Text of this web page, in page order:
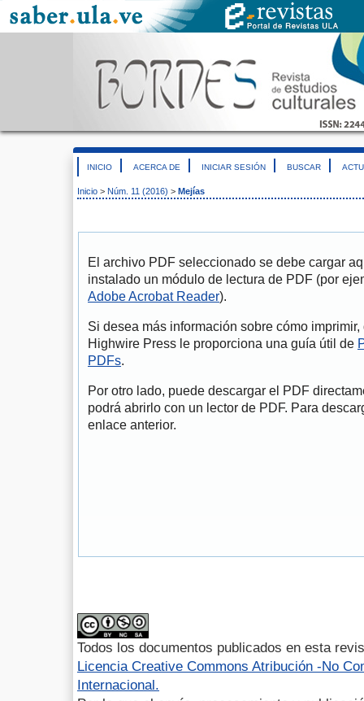
INICIO ACERCA DE INICIAR SESIÓN BUSCAR
Inicio > Núm. 11 (2016) > Mejías
El archivo PDF seleccionado se debe cargar
instalado un módulo de lectura de PDF (por
Adobe Acrobat Reader).
Si desea más información sobre cómo
Highwire Press le proporciona una guía útil de
PDFs.
Por otro lado, puede descargar el PDF
podrá abrirlo con un lector de PDF. Para
enlace anterior.
Todos los documentos publicados en esta
Licencia Creative Commons Atribución -No
Internacional.